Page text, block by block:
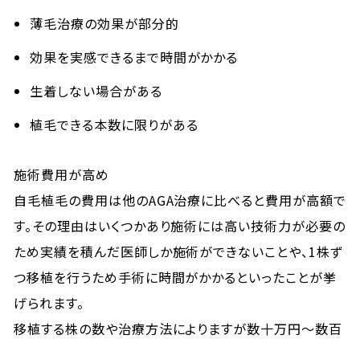
薄毛治療の効果が部分的
効果を実感できるまで時間がかかる
生着しない場合がある
植毛できる本数に限りがある
施術費用が高め
自毛植毛の費用は他のAGA治療に比べると費用が高額で
す。その理由はいくつかあり施術には高い技術力が必要の
ため実績を積んだ医師しか施術ができないことや、1株ず
つ移植を行うため手術に時間がかかるといったことが挙
げられます。
移植する株の数や治療方法によりますが数十万円～数百